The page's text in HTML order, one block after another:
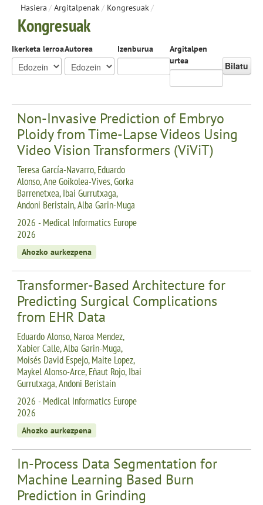
Hasiera / Argitalpenak/ Kongresuak/
Kongresuak
Ikerketa lerroaAutorea Izenburua
Argitalpen
urtea
Bilatu
Non-Invasive Prediction of Embryo
Ploidy from Time-Lapse Videos Using
Video Vision Transformers (ViViT)
Teresa García-Navarro, Eduardo
Alonso, Ane Goikolea-Vives, Gorka
Barrenetxea, Ibai Gurrutxaga,
Andoni Beristain, Alba Garin-Muga
2026 - Medical Informatics Europe
2026
Ahozko aurkezpena
Transformer-Based Architecture for
Predicting Surgical Complications
from EHR Data
Eduardo Alonso, Naroa Mendez,
Xabier Calle, Alba Garin-Muga,
Moisés David Espejo, Maite Lopez,
Maykel Alonso-Arce, Eñaut Rojo, Ibai
Gurrutxaga, Andoni Beristain
2026 - Medical Informatics Europe
2026
Ahozko aurkezpena
In-Process Data Segmentation for
Machine Learning Based Burn
Prediction in Grinding